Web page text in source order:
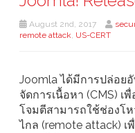
August 2nd, 2017
remote attack, US-CERT
Joomla ได้มีการปล่อย
จัดการเนื้อหา (CMS)
โจมตีสามารถใช้ช่องโ
ไกล (remote attack) เ